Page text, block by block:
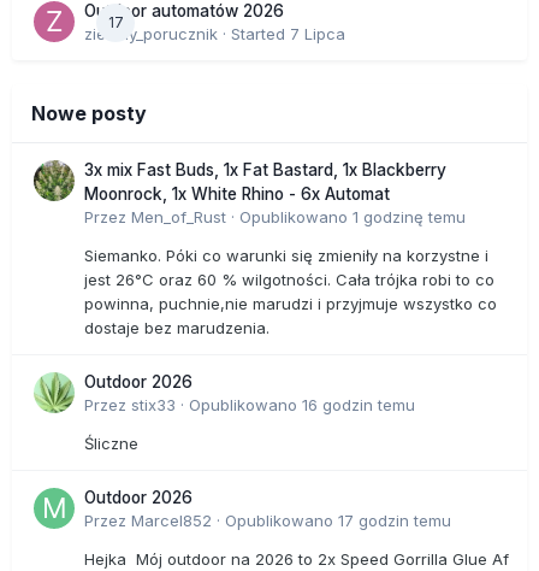
17
Outdoor automatów 2026
zielony_porucznik · Started 7 Lipca
Nowe posty
3x mix Fast Buds, 1x Fat Bastard, 1x Blackberry
Moonrock, 1x White Rhino - 6x Automat
Przez Men_of_Rust · Opublikowano 1 godzinę temu
Siemanko. Póki co warunki się zmieniły na korzystne i
jest 26°C oraz 60 % wilgotności. Cała trójka robi to co
powinna, puchnie,nie marudzi i przyjmuje wszystko co
dostaje bez marudzenia.
Outdoor 2026
Przez stix33 · Opublikowano 16 godzin temu
Śliczne
Outdoor 2026
Przez Marcel852 · Opublikowano 17 godzin temu
Hejka Mój outdoor na 2026 to 2x Speed Gorrilla Glue Af